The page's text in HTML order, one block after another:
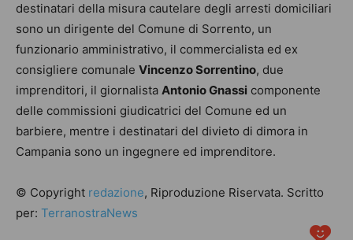
destinatari della misura cautelare degli arresti domiciliari
sono un dirigente del Comune di Sorrento, un
funzionario amministrativo, il commercialista ed ex
consigliere comunale Vincenzo Sorrentino, due
imprenditori, il giornalista Antonio Gnassi componente
delle commissioni giudicatrici del Comune ed un
barbiere, mentre i destinatari del divieto di dimora in
Campania sono un ingegnere ed imprenditore.
© Copyright redazione, Riproduzione Riservata. Scritto
per: TerranostraNews